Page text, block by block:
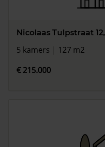
Nicolaas Tulpstraat
5 kamers | 127 m2
€ 215.000